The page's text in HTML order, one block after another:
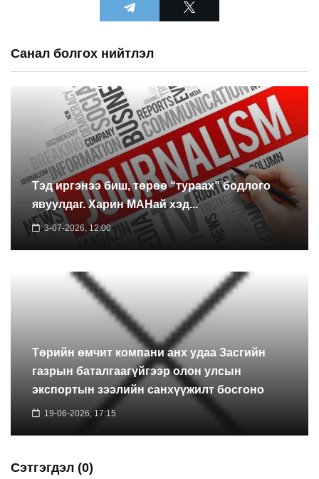
Санал болгох нийтлэл
Тэд иргэнээ биш, төрөө “тураах” бодлого
явуулдаг. Харин МАНай хэд...
3-07-2026, 12:00
Төрийн өмчит компани анх удаа Засгийн
газрын баталгаагүйгээр олон улсын
экспортын зээлийн санхүүжилт босгоно
19-06-2026, 17:15
Сэтгэгдэл (0)